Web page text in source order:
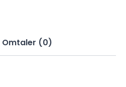
Omtaler (0)